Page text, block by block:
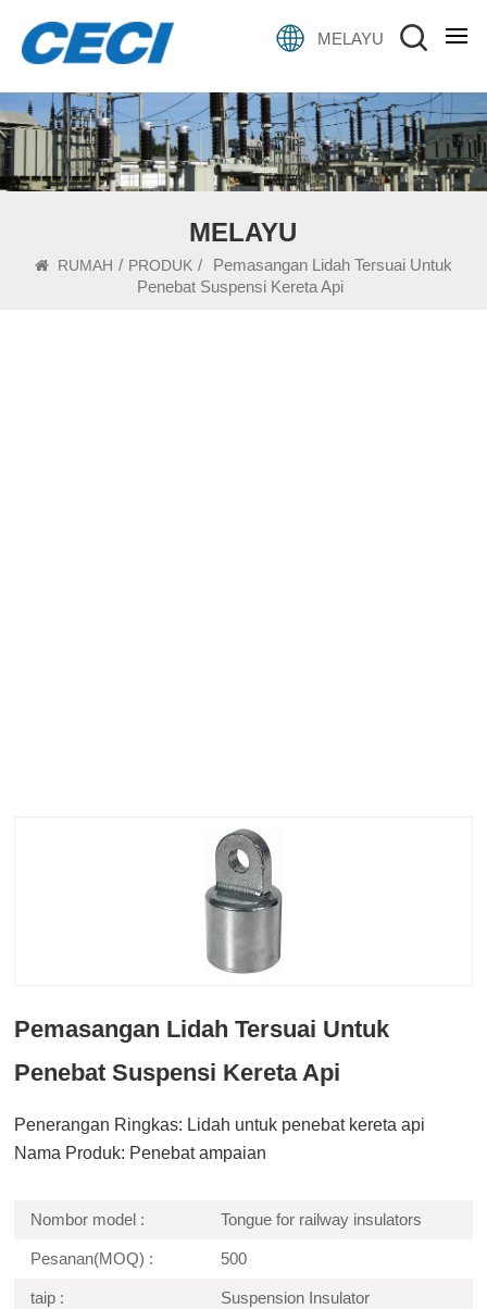
MELAYU
MELAYU
RUMAH / PRODUK /
Pemasangan Lidah Tersuai Untuk
Penebat Suspensi Kereta Api
Pemasangan Lidah Tersuai Untuk
Penebat Suspensi Kereta Api
Penerangan Ringkas: Lidah untuk penebat kereta api
Nama Produk: Penebat ampaian
Nombor model : Tongue for railway insulators
Pesanan(MOQ) : 500
taip : Suspension Insulator